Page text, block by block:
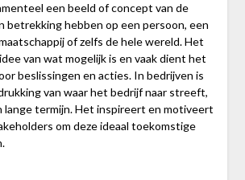
een beeld of concept van de
betrekking hebben op een persoon, een
of zelfs de hele wereld. Het
van wat mogelijk is en vaak dient het
beslissingen en acties. In bedrijven is
van waar het bedrijf naar streeft,
lange termijn. Het inspireert en motiveert
om deze ideaal toekomstige